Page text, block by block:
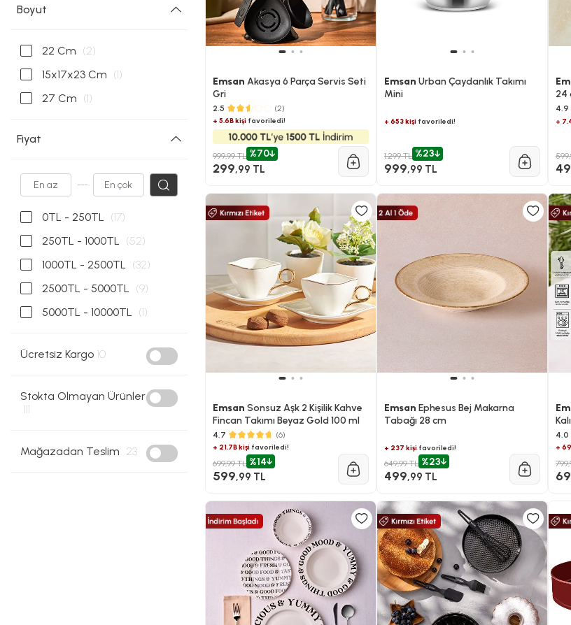
Boyut
22 Cm (2)
15x17x23 Cm (1)
27 Cm (1)
Fiyat
---
0TL - 250TL (17)
250TL - 1000TL (52)
1000TL - 2500TL (32)
2500TL - 5000TL (9)
5000TL - 10000TL (1)
Ücretsiz Kargo 10
Stokta Olmayan Ürünler
111
Mağazadan Teslim 23
Emsan Akasya 6 Parça Servis Seti
Gri
2.5 (2)
+ 5.6B kişifavoriledi!
999,99 TL %70
299,99 TL
Emsan Urban Çaydanlık Takımı
Mini
+ 653 kişifavoriledi!
1.299 TL %23
999,99 TL
24
4.9
+
Emsan Sonsuz Aşk 2 Kişilik Kahve
Fincan Takımı Beyaz Gold 100 ml
4.7 (6)
+ 21.7B kişifavoriledi!
699,99 TL %14
599,99 TL
Emsan Ephesus Bej Makarna
Tabağı 28 cm
+ 237 kişifavoriledi!
649,99 TL %23
499,99 TL
4.0
+